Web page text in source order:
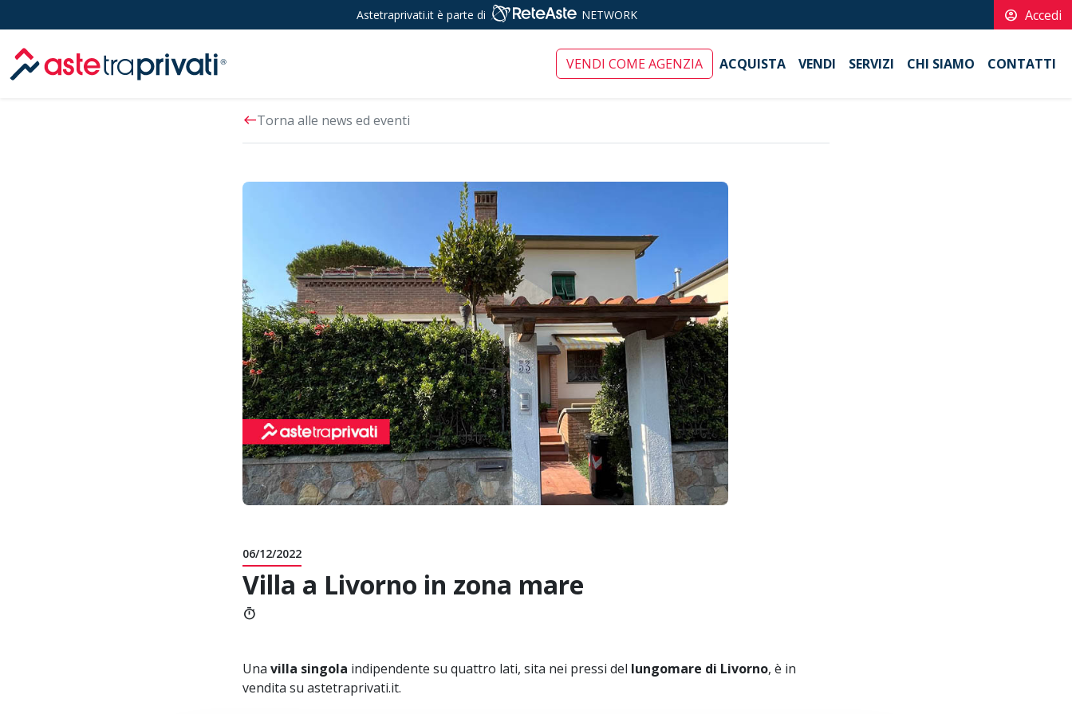
Astetraprivati.it è parte di NETWORK account_circle Accedi
Aste immobiliari tra privati VENDI COME AGENZIA ACQUISTA VENDI SERVIZI CHI SIAMO CONTATTI
westTorna alle news ed eventi
06/12/2022
Villa a Livorno in zona mare
timer
Una villa singola indipendente su quattro lati, sita nei pressi del lungomare di Livorno, è in
vendita su astetraprivati.it.